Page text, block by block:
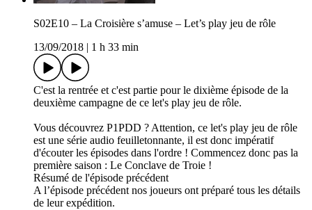
S02E10 – La Croisière s’amuse – Let’s play jeu de rôle
13/09/2018
1 h 33 min
C'est la rentrée et c'est partie pour le dixième épisode de la
deuxième campagne de ce let's play jeu de rôle.
Vous découvrez P1PDD ? Attention, ce let's play jeu de rôle
est une série audio feuilletonnante, il est donc impératif
d'écouter les épisodes dans l'ordre ! Commencez donc pas la
première saison : Le Conclave de Troie !
Résumé de l'épisode précédent
A l’épisode précédent nos joueurs ont préparé tous les détails
de leur expédition.